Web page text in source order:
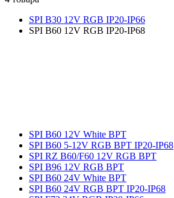
SPI B30 12V RGB IP20-IP66
SPI B60 12V RGB IP20-IP68
SPI B60 12V White BPT
SPI B60 5-12V RGB BPT IP20-IP68
SPI RZ B60/F60 12V RGB BPT
SPI B96 12V RGB BPT
SPI B60 24V White BPT
SPI B60 24V RGB BPT IP20-IP68